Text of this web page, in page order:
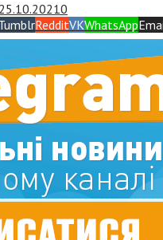
25.10.20210
RedditVKWhatsApp